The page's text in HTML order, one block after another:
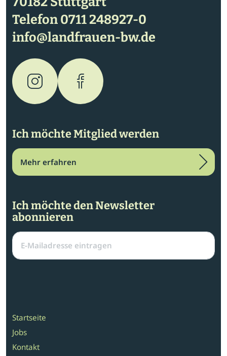
Telefon0711 248927-0
info@landfrauen-bw.de
Ich möchte Mitglied werden
Mehr erfahren
Ich möchte den Newsletter
abonnieren
Startseite
Jobs
Kontakt